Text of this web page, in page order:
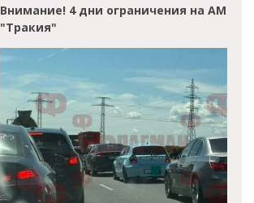
Внимание! 4 дни ограничения на АМ
"Тракия"